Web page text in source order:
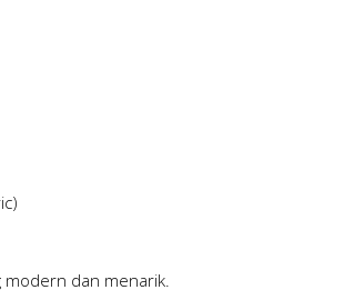
modern dan menarik.